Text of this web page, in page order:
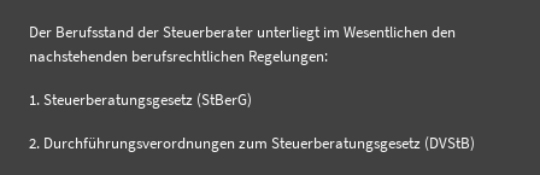
Der Berufsstand der Steuerberater unterliegt im Wesentlichen den
nachstehenden berufsrechtlichen Regelungen:
1. Steuerberatungsgesetz (StBerG)
2. Durchführungsverordnungen zum Steuerberatungsgesetz (DVStB)